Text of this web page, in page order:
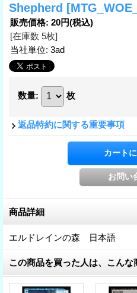
Shepherd
販売価格: 20円(税込)
[在庫数 5枚]
当社単位: 3ad
数量: 枚
返品特約に関する重要事項
商品詳細
エルドレインの森 日本語
この商品を買った人は、こん